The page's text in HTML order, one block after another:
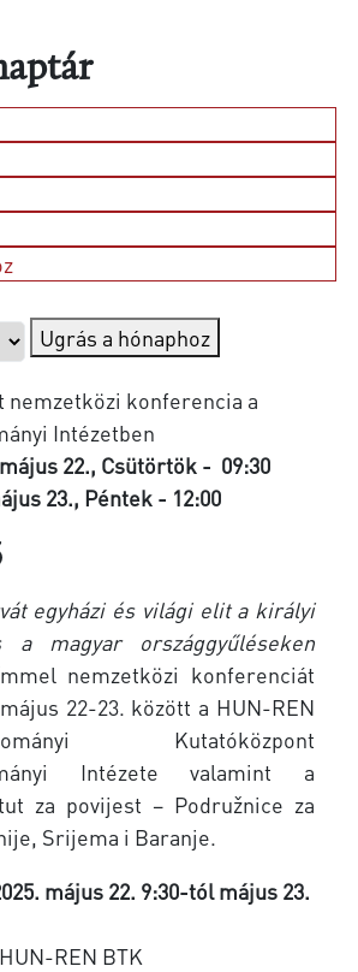
Ugrás a hónaphoz
nemzetközi konferencia a
Intézetben
22., Csütörtök - 09:30
23., Péntek - 12:00
egyházi és világi elit a királyi
a magyar országgyűléseken
nemzetközi konferenciát
22-23. között a HUN-REN
Kutatóközpont
Intézete valamint a
za povijest – Podružnice za
Srijema i Baranje.
május 22. 9:30-tól május 23.
REN BTK